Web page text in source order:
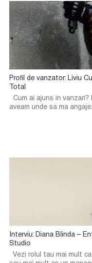
Profil de vanzator: Liviu
Total
Cum ai ajuns in vanzari?
aveam unde sa ma
Interviu: Diana Blinda –
Studio
Vezi rolul tau mai mult